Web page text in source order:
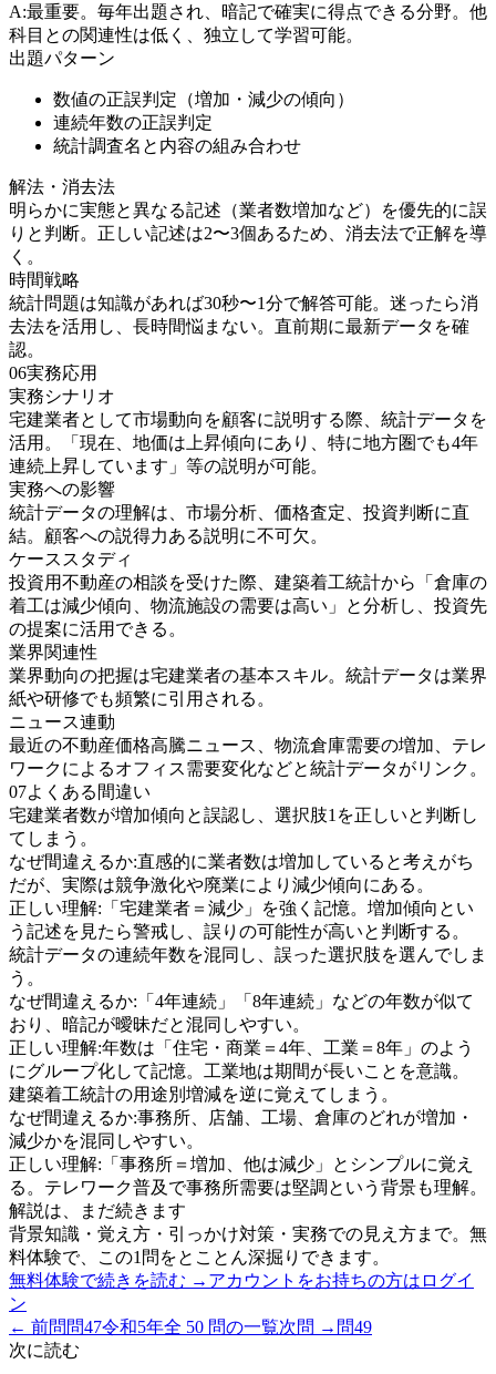
A:最重要。毎年出題され、暗記で確実に得点できる分野。他
科目との関連性は低く、独立して学習可能。
出題パターン
数値の正誤判定（増加・減少の傾向）
連続年数の正誤判定
統計調査名と内容の組み合わせ
解法・消去法
明らかに実態と異なる記述（業者数増加など）を優先的に誤
りと判断。正しい記述は2〜3個あるため、消去法で正解を導
く。
時間戦略
統計問題は知識があれば30秒〜1分で解答可能。迷ったら消
去法を活用し、長時間悩まない。直前期に最新データを確
認。
06実務応用
実務シナリオ
宅建業者として市場動向を顧客に説明する際、統計データを
活用。「現在、地価は上昇傾向にあり、特に地方圏でも4年
連続上昇しています」等の説明が可能。
実務への影響
統計データの理解は、市場分析、価格査定、投資判断に直
結。顧客への説得力ある説明に不可欠。
ケーススタディ
投資用不動産の相談を受けた際、建築着工統計から「倉庫の
着工は減少傾向、物流施設の需要は高い」と分析し、投資先
の提案に活用できる。
業界関連性
業界動向の把握は宅建業者の基本スキル。統計データは業界
紙や研修でも頻繁に引用される。
ニュース連動
最近の不動産価格高騰ニュース、物流倉庫需要の増加、テレ
ワークによるオフィス需要変化などと統計データがリンク。
07よくある間違い
宅建業者数が増加傾向と誤認し、選択肢1を正しいと判断し
てしまう。
なぜ間違えるか:直感的に業者数は増加していると考えがち
だが、実際は競争激化や廃業により減少傾向にある。
正しい理解: 「宅建業者＝減少」を強く記憶。増加傾向とい
う記述を見たら警戒し、誤りの可能性が高いと判断する。
統計データの連続年数を混同し、誤った選択肢を選んでしま
う。
なぜ間違えるか: 「4年連続」「8年連続」などの年数が似て
おり、暗記が曖昧だと混同しやすい。
正しい理解:年数は「住宅・商業＝4年、工業＝8年」のよう
にグループ化して記憶。工業地は期間が長いことを意識。
建築着工統計の用途別増減を逆に覚えてしまう。
なぜ間違えるか:事務所、店舗、工場、倉庫のどれが増加・
減少かを混同しやすい。
正しい理解: 「事務所＝増加、他は減少」とシンプルに覚え
る。テレワーク普及で事務所需要は堅調という背景も理解。
解説は、まだ続きます
背景知識・覚え方・引っかけ対策・実務での見え方まで。無
料体験で、この1問をとことん深掘りできます。
無料体験で続きを読む → アカウントをお持ちの方はログイ
ン
← 前問 問47令和5年全 50 問の一覧次問 → 問49
次に読む